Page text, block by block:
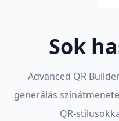
Sok
Advanced QR
generálás
QR-